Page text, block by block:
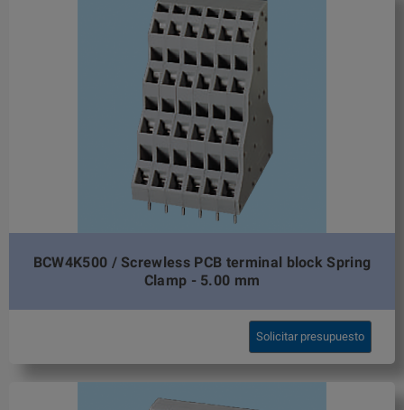
BCW4K500 / Screwless PCB terminal block Spring
Clamp - 5.00 mm
Solicitar presupuesto